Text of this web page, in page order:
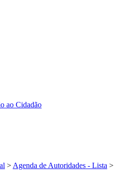
ao Cidadão
> Agenda de Autoridades - Lista >